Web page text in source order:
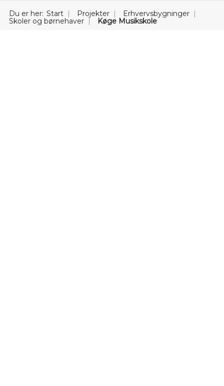
Du er her: Start Projekter
Erhvervsbygninger
Skoler og børnehaver
Køge Musikskole